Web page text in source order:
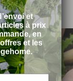
et
à prix
en
et les